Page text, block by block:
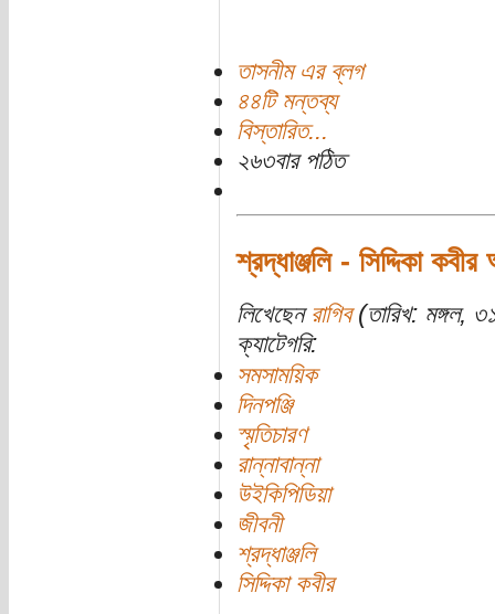
তাসনীম এর ব্লগ
৪৪টি মন্তব্য
বিস্তারিত...
২৬৩বার পঠিত
শ্রদ্ধাঞ্জলি - সিদ্দিকা
লিখেছেন রাগিব(তারিখ: মঙ্গল,
ক্যাটেগরি:
সমসাময়িক
দিনপঞ্জি
স্মৃতিচারণ
রান্নাবান্না
উইকিপিডিয়া
জীবনী
শ্রদ্ধাঞ্জলি
সিদ্দিকা কবীর